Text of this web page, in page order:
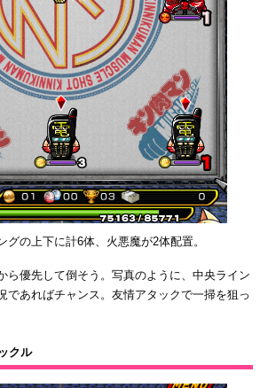
グの上下に計6体、火悪魔が2体配置。
ら優先して倒そう。写真のように、中央ライン
であればチャンス。友情アタックで一掃を狙っ
クル